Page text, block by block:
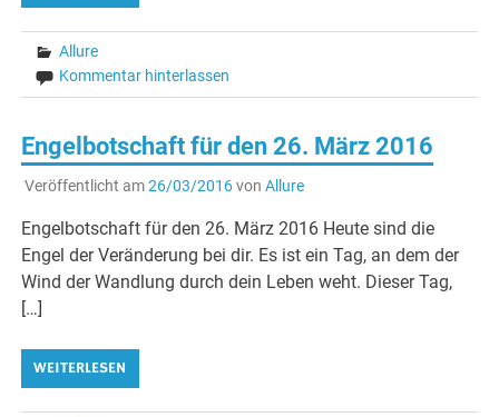
Allure
Kommentar hinterlassen
Engelbotschaft für den 26. März 2016
Veröffentlicht am26/03/2016von Allure
Engelbotschaft für den 26. März 2016 Heute sind die
Engel der Veränderung bei dir. Es ist ein Tag, an dem der
Wind der Wandlung durch dein Leben weht. Dieser Tag,
[…]
WEITERLESEN